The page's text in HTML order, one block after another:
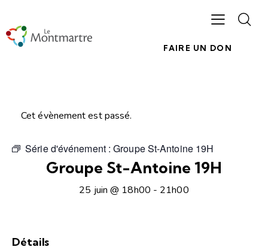
FAIRE UN DON
Cet évènement est passé.
Série d'événement :Groupe St-Antoine 19H
Groupe St-Antoine 19H
25 juin @ 18h00 - 21h00
Détails